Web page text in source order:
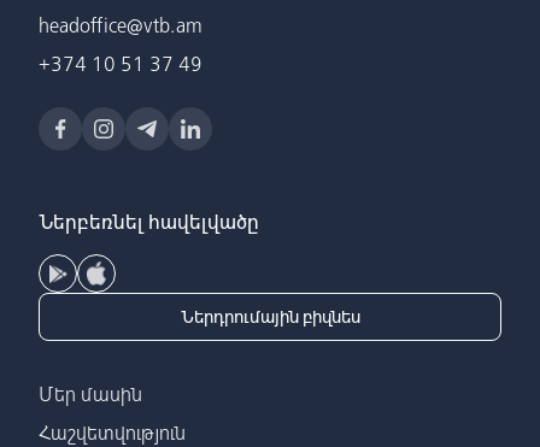
headoffice@vtb.am
+374 10 51 37 49
Ներբեռնել հավելվածը
Ներդրումային բիզնես
Մեր մասին
Հաշվետվություն